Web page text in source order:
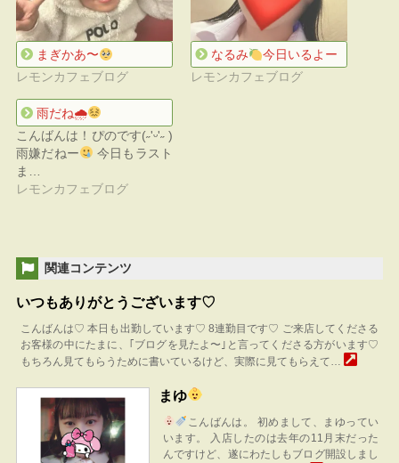
まぎかあ〜
レモンカフェブログ
なるみ
今日いるよー
レモンカフェブログ
雨だね🌧
こんばんは！ぴのです(˶'ᵕ'˶ )‪︎
雨嫌だねー
今日もラスト
ま…
レモンカフェブログ
関連コンテンツ
いつもありがとうございます♡
こんばんは♡ 本日も出勤しています♡ 8連勤目です♡ ご来店してくださる
お客様の中にたまに、｢ブログを見たよ〜｣と言ってくださる方がいます♡
もちろん見てもらうために書いているけど、実際に見てもらえて…
まゆ
こんばんは。 初めまして、まゆってい
います。 入店したのは去年の11月末だった
んですけど、遂にわたしもブログ開設しまし